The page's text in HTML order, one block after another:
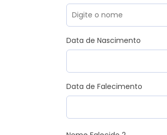
Data de Nascimento
Data de Falecimento